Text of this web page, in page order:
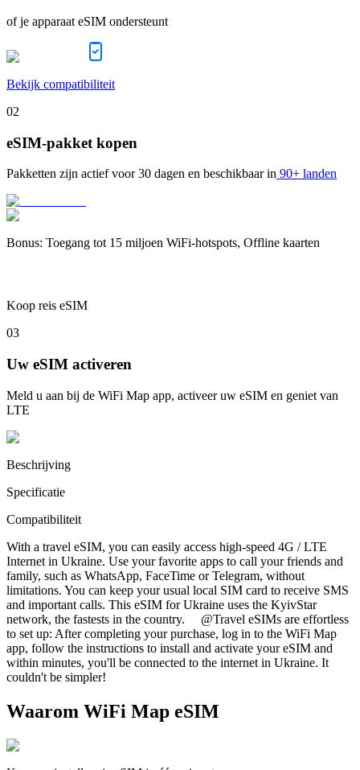
of je apparaat eSIM ondersteunt
Bekijk compatibiliteit
02
eSIM-pakket kopen
Pakketten zijn actief voor 30 dagen en beschikbaar in 90+ landen
Bonus: Toegang tot 15 miljoen WiFi-hotspots, Offline kaarten
Koop reis eSIM
03
Uw eSIM activeren
Meld u aan bij de WiFi Map app, activeer uw eSIM en geniet van
LTE
Beschrijving
Specificatie
Compatibiliteit
With a travel eSIM, you can easily access high-speed 4G / LTE
Internet in Ukraine. Use your favorite apps to call your friends and
family, such as WhatsApp, FaceTime or Telegram, without
limitations. You can keep your usual local SIM card to receive SMS
and important calls. This eSIM for Ukraine uses the KyivStar
network, the fastests in the country. @Travel eSIMs are effortless
to set up: After completing your purchase, log in to the WiFi Map
app, follow the instructions to install and activate your eSIM and
within minutes, you'll be connected to the internet in Ukraine. It
couldn't be simpler!
Waarom WiFi Map eSIM